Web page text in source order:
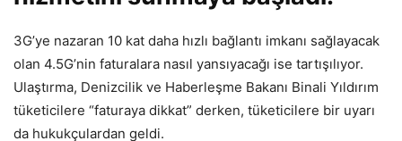
3G’ye nazaran 10 kat daha hızlı bağlantı imkanı sağlayacak
olan 4.5G’nin faturalara nasıl yansıyacağı ise tartışılıyor.
Ulaştırma, Denizcilik ve Haberleşme Bakanı Binali Yıldırım
tüketicilere “faturaya dikkat” derken, tüketicilere bir uyarı
da hukukçulardan geldi.